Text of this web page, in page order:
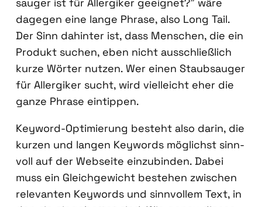
dage­gen eine lan­ge Phra­se, also Long Tail.
Der Sinn dahin­ter ist, dass Men­schen, die ein
Pro­dukt suchen, eben nicht aus­schließ­lich
kur­ze Wör­ter nut­zen. Wer einen Staub­sauger
für All­er­gi­ker sucht, wird viel­leicht eher die
gan­ze Phra­se ein­tip­pen.
Key­word-Opti­mie­rung besteht also dar­in, die
kur­zen und lan­gen Key­words mög­lichst sinn­
voll auf der Web­sei­te ein­zu­bin­den. Dabei
muss ein Gleich­ge­wicht bestehen zwi­schen
rele­van­ten Key­words und sinn­vol­lem Text, in